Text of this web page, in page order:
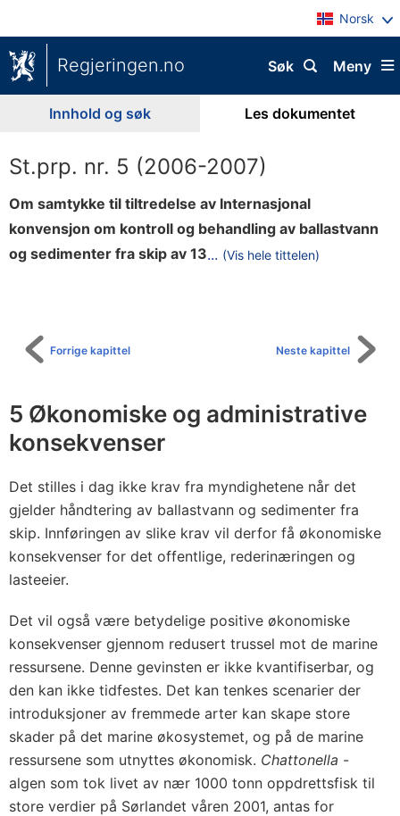
Norsk
Regjeringen.no Meny
Søk
Innhold og søk Les dokumentet
St.prp. nr. 5 (2006-2007)
Om samtykke til tiltredelse av Internasjonal
konvensjon om kontroll og behandling av ballastvann
og sedimenter fra skip av 13... (Vis hele tittelen)
r
r
0
0
4
Neste kapittel
Forrige kapittel
5 Økonomiske og administrative
konsekvenser
Det stilles i dag ikke krav fra myndighetene når det
gjelder håndtering av ballastvann og sedimenter fra
skip. Innføringen av slike krav vil derfor få økonomiske
konsekvenser for det offentlige, rederinæringen og
lasteeier.
Det vil også være betydelige positive økonomiske
konsekvenser gjennom redusert trussel mot de marine
ressursene. Denne gevinsten er ikke kvantifiserbar, og
den kan ikke tidfestes. Det kan tenkes scenarier der
introduksjoner av fremmede arter kan skape store
skader på det marine økosystemet, og på de marine
ressursene som utnyttes økonomisk. Chattonella -
algen som tok livet av nær 1000 tonn oppdrettsfisk til
store verdier på Sørlandet våren 2001, antas for